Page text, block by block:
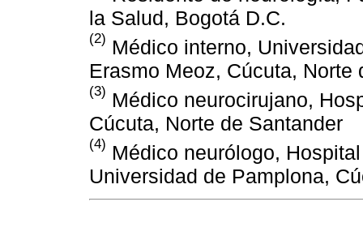
la Salud, Bogotá D.C.
(2) Médico interno,
Erasmo Meoz, Cúcuta, Norte
(3) Médico neurocirujano,
Cúcuta, Norte de Santander
(4) Médico neurólogo,
Universidad de Pamplona,